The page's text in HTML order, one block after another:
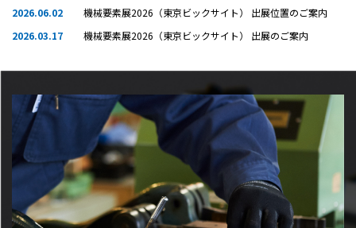
2026.06.02
機械要素展2026（東京ビックサイト） 出展位置のご案内
2026.03.17
機械要素展2026（東京ビックサイト） 出展のご案内